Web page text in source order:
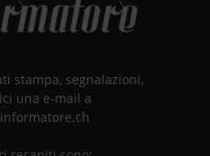
stampa, segnalazioni,
una e-mail a